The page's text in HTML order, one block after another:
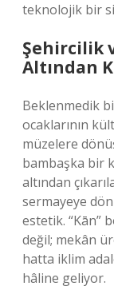
teknolojik bir
Şehircilik
Altından
Beklenmedik
ocaklarının
müzelere
bambaşka bir
altından
sermayeye
estetik. “Kān”
değil; mekân
hatta iklim
hâline geliyor.